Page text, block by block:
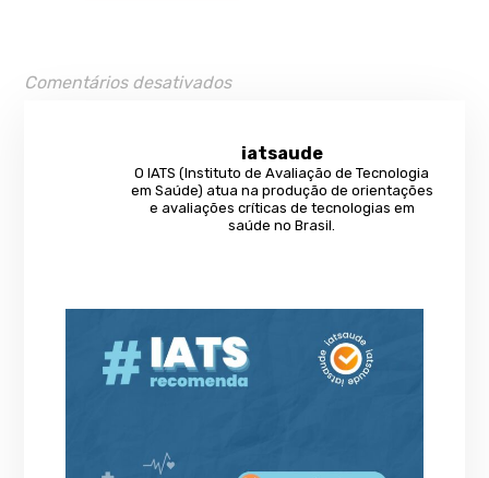
Comentários desativados
iatsaude
O IATS (Instituto de Avaliação de Tecnologia
em Saúde) atua na produção de orientações
e avaliações críticas de tecnologias em
saúde no Brasil.